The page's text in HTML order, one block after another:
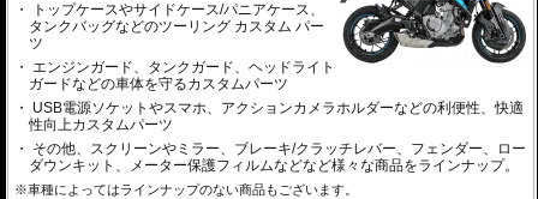
トップケースやサイドケース/パニアケース、
タンクバッグなどのツーリング カスタム パー
ツ
エンジンガード、タンクガード、ヘッドライト
ガードなどの車体を守るカスタムパーツ
USB電源ソケットやスマホ、アクションカメラホルダーなどの利便性、快適
性向上カスタムパーツ
その他、スクリーンやミラー、ブレーキ/クラッチレバー、フェンダー、ロー
ダウンキット、メーター保護フィルムなどなど様々な商品をラインナップ。
※車種によってはラインナップのない商品もございます。